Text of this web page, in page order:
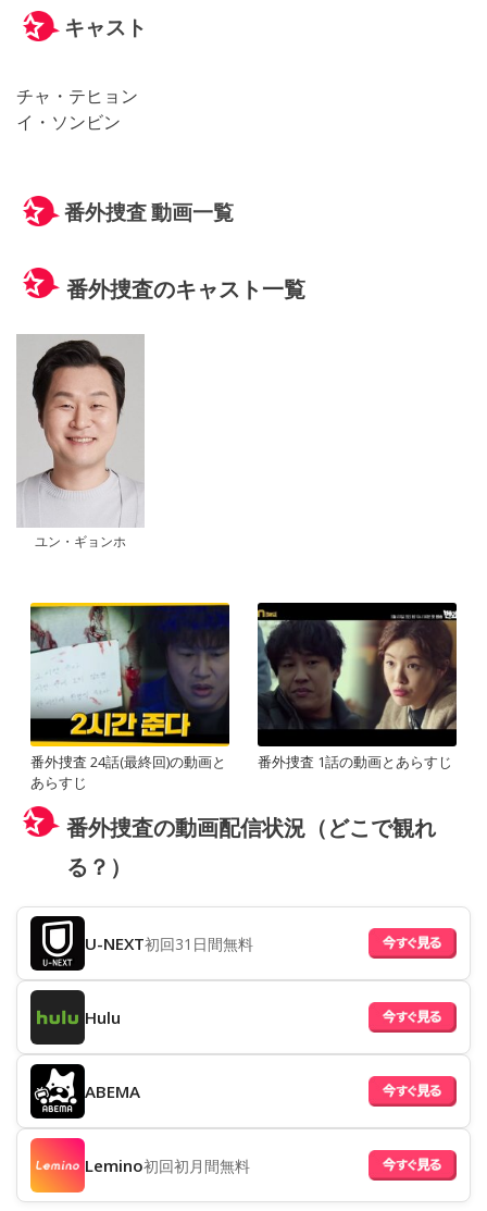
キャスト
チャ・テヒョン
イ・ソンビン
番外捜査 動画一覧
番外捜査のキャスト一覧
ユン・ギョンホ
番外捜査 24話(最終回)の動画と
あらすじ
番外捜査 1話の動画とあらすじ
番外捜査の動画配信状況（どこで観れ
る？）
U-NEXT初回31日間無料
Hulu
ABEMA
Lemino初回初月間無料